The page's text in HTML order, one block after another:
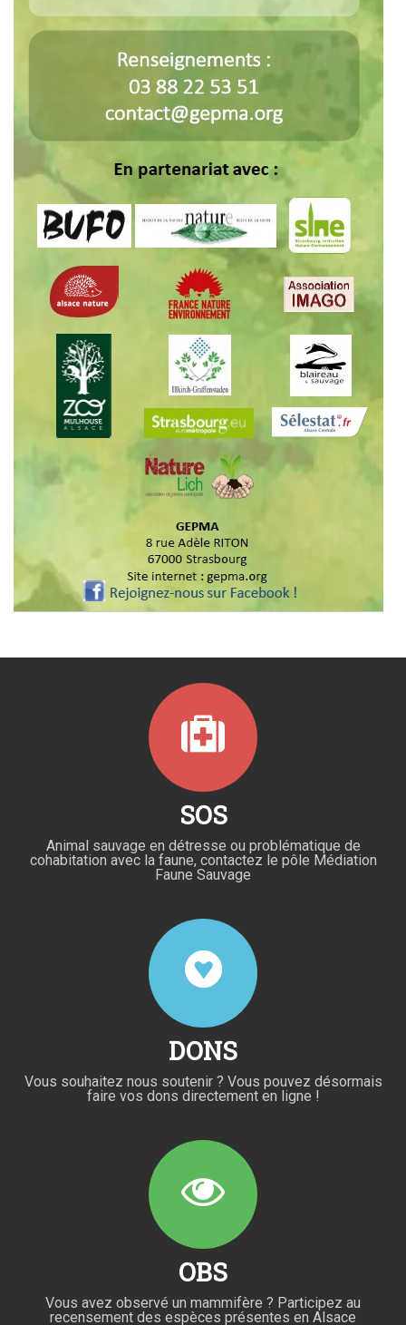
SOS
Animal sauvage en détresse ou problématique de
cohabitation avec la faune, contactez le pôle Médiation
Faune Sauvage
DONS
Vous souhaitez nous soutenir ? Vous pouvez désormais
faire vos dons directement en ligne !
OBS
Vous avez observé un mammifère ? Participez au
recensement des espèces présentes en Alsace